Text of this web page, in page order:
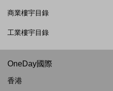
商業樓宇目錄
工業樓宇目錄
OneDay國際
香港